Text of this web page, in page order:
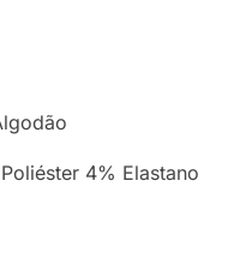
4% Elastano